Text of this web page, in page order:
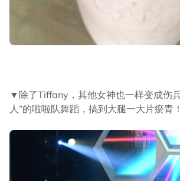
▼除了Tiffany，其他女神也一样变成伤
人”的啦啦队舞蹈，搞到大腿一大片瘀青！